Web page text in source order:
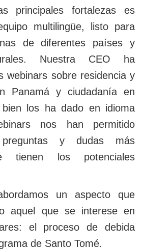
principales fortalezas es
multilingüe, listo para
de diferentes países y
Nuestra CEO ha
webinars sobre residencia y
Panamá y ciudadanía en
los ha dado en idioma
nos han permitido
y dudas más
tienen los potenciales
un aspecto que
aquel que se interese en
el proceso de debida
de Santo Tomé.